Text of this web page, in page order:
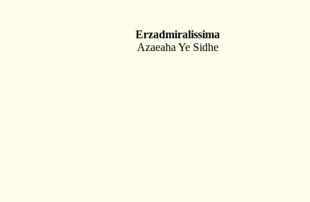
Erzadmiralissima
Azaeaha Ye Sidhe